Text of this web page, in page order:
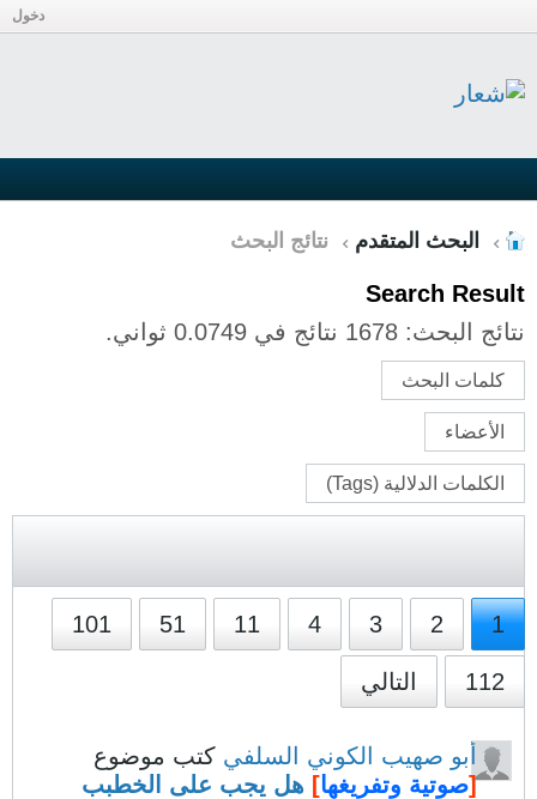
دخول
البحث المتقدم نتائج البحث
Search Result
نتائج البحث:
كلمات البحث
الأعضاء
الكلمات الدلالية (Tags)
1
2
3
4
11
51
101
112 التالي
أبو صهيب الكوني السلفي كتب موضوع
[صوتية وتفريغها] هل يجب على الخطبب